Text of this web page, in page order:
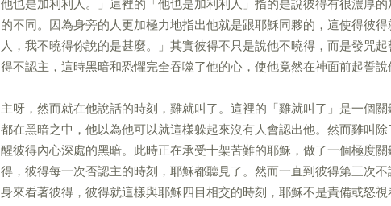
他也是加利利人。」這裡的「他也是加利利人」指的是說彼得有很濃厚
的不同。因為身旁的人更加極力地指出他就是跟耶穌同夥的，這使得彼
人，我不曉得你說的是甚麼。」其實彼得不只是說他不曉得，而是發咒
得不認主，這時黑暗和恐懼完全吞噬了他的心，使他竟然在神面前起誓說
主呀，然而就在他說話的時刻，雞就叫了。這裡的「雞就叫了」是一個
都在黑暗之中，他以為他可以就這樣躲起來沒有人會認出他。然而雞叫
醒彼得內心深處的黑暗。此時正在承受十架苦難的耶穌，做了一個極度
得，彼得每一次否認主的時刻，耶穌都聽見了。然而一直到彼得第三次
身來看著彼得，彼得就這樣與耶穌四目相交的時刻，耶穌不是責備或怒